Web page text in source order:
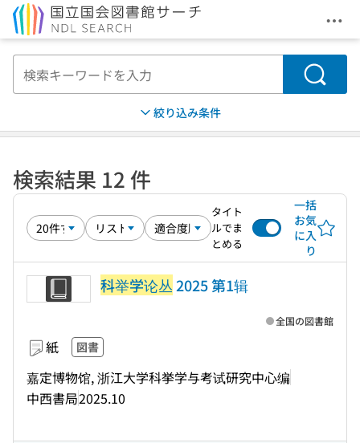
メ
検索
絞り込み条件
検索結果 12 件
タイト
ルでま
とめる
一括
お気
に入
り
科举学论丛2025 第1辑
紙 図書
嘉定博物馆, 浙江大学科挙学与考试研究中心编
中西書局2025.10
全国の図書館